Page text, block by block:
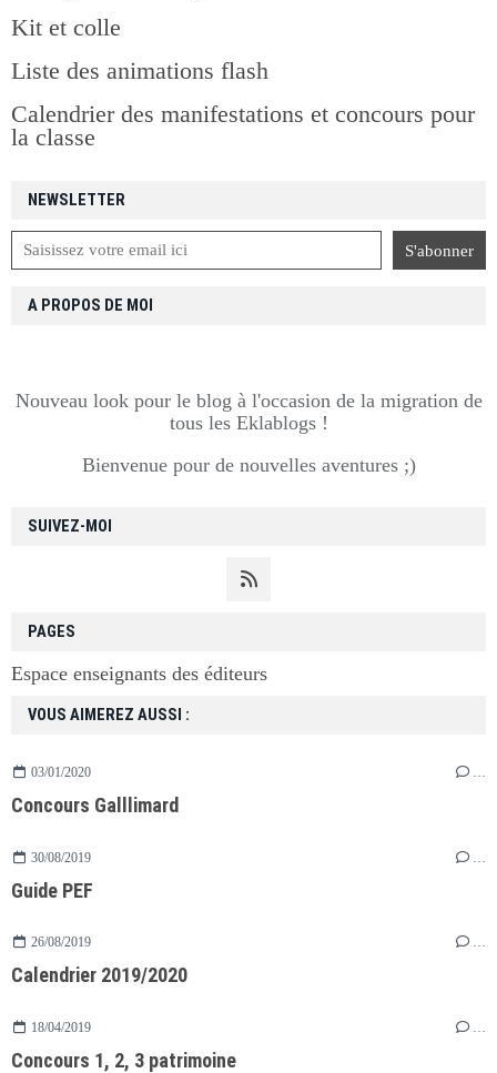
NEWSLETTER
SUIVEZ-MOI
VOUS AIMEREZ AUSSI :
03/01/2020 …
Concours Galllimard
30/08/2019
Guide PEF
26/08/2019 …
Calendrier 2019/2020
18/04/2019
Concours 1, 2, 3 patrimoine
PAGES
Espace enseignants des éditeurs
Kit et colle
Liste des animations flash
Calendrier des manifestations et concours pour
la classe
A PROPOS DE MOI
Nouveau look pour le blog à l'occasion de la migration de
tous les Eklablogs !
Bienvenue pour de nouvelles aventures ;)